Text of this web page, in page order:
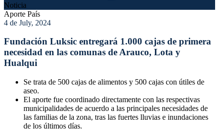
Noticia
Aporte País
4 de July, 2024
Fundación Luksic entregará 1.000 cajas de primera
necesidad en las comunas de Arauco, Lota y
Hualqui
Se trata de 500 cajas de alimentos y 500 cajas con útiles de
aseo.
El aporte fue coordinado directamente con las respectivas
municipalidades de acuerdo a las principales necesidades de
las familias de la zona, tras las fuertes lluvias e inundaciones
de los últimos días.